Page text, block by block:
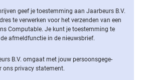
geef je toestemming aan Jaarbeurs B.V.
te verwerken voor het verzenden van een
Computable. Je kunt je toestemming te
af­meld­func­tie in de nieuwsbrief.
B.V. omgaat met jouw per­soons­ge­ge­
ons privacy statement.